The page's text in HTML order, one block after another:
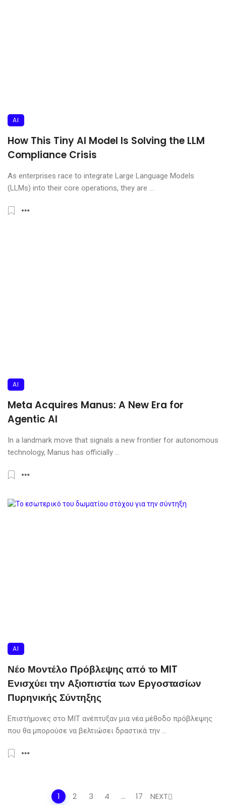
AI
How This Tiny AI Model Is Solving the LLM
Compliance Crisis
As enterprises race to integrate Large Language Models
(LLMs) into their core operations, they are ...
AI
Meta Acquires Manus: A New Era for
Agentic AI
In a landmark move that signals a new frontier for autonomous
technology, Manus has officially ...
AI
Νέο Μοντέλο Πρόβλεψης από το MIT
Ενισχύει την Αξιοπιστία των Εργοστασίων
Πυρηνικής Σύντηξης
Επιστήμονες στο MIT ανέπτυξαν μια νέα μέθοδο πρόβλεψης
που θα μπορούσε να βελτιώσει δραστικά την ...
Posts navigation
1 2 3 4 … 17 NEXT